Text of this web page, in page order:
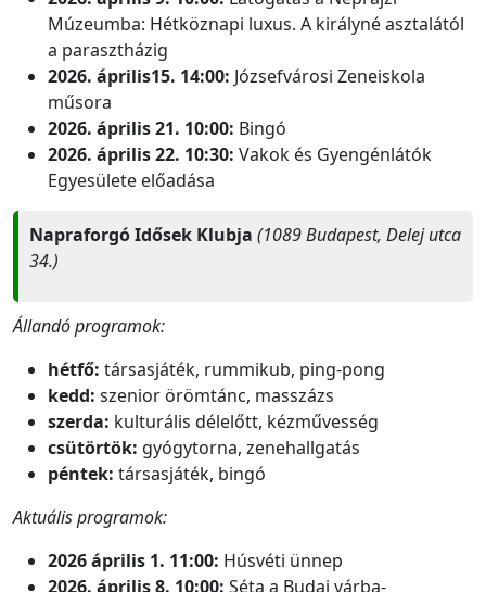
Múzeumba: Hétköznapi luxus. A királyné asztalától
a parasztházig
2026. április15. 14:00: Józsefvárosi Zeneiskola
műsora
2026. április 21. 10:00: Bingó
2026. április 22. 10:30: Vakok és Gyengénlátók
Egyesülete előadása
Napraforgó Idősek Klubja (1089 Budapest, Delej utca
34.)
Állandó programok:
hétfő: társasjáték, rummikub, ping-pong
kedd: szenior örömtánc, masszázs
szerda: kulturális délelőtt, kézművesség
csütörtök: gyógytorna, zenehallgatás
péntek: társasjáték, bingó
Aktuális programok:
2026 április 1. 11:00: Húsvéti ünnep
2026. április 8. 10:00: Séta a Budai várba-